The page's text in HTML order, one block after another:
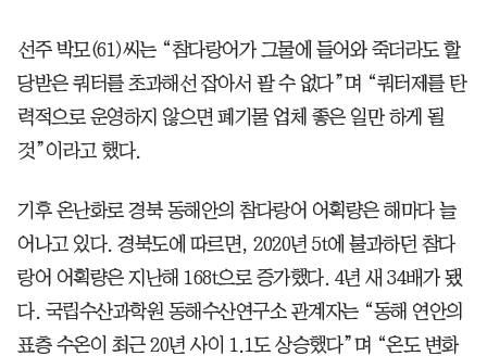
선주 박모(61)씨는 “참다랑어가 그물에 들어와 죽더라도 할
당받은 쿼터를 초과해선 잡아서 팔 수 없다”며 “쿼터제를 탄
력적으로 운영하지 않으면 폐기물 업체 좋은 일만 하게 될
것”이라고 했다.
기후 온난화로 경북 동해안의 참다랑어 어획량은 해마다 늘
어나고 있다. 경북도에 따르면, 2020년 5t에 불과하던 참다
랑어 어획량은 지난해 168t으로 증가했다. 4년 새 34배가 됐
다. 국립수산과학원 동해수산연구소 관계자는 “동해 연안의
표층 수온이 최근 20년 사이 1.1도 상승했다”며 “온도 변화